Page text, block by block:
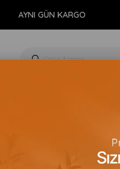
AYNI GÜN KARGO
Aslan Burcuna Özel Seramik Kupa